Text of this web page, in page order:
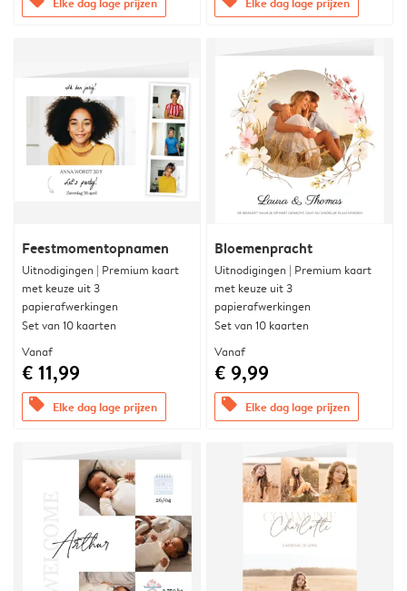
Feestmomentopnamen
Uitnodigingen | Premium kaart
met keuze uit 3
papierafwerkingen
Set van 10 kaarten
Vanaf
€ 11,99
offers Elke dag lage prijzen
Bloemenpracht
Uitnodigingen | Premium kaart
met keuze uit 3
papierafwerkingen
Set van 10 kaarten
Vanaf
€ 9,99
offers Elke dag lage prijzen